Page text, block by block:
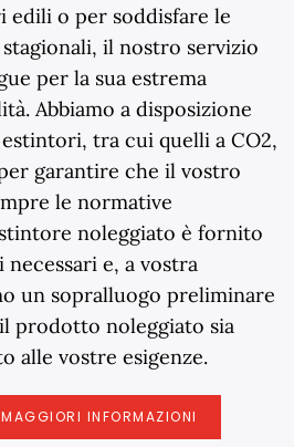
edili o per soddisfare le
il nostro servizio
per la sua estrema
Abbiamo a disposizione
estintori, tra cui quelli a CO2,
garantire che il vostro
le normative
noleggiato è fornito
e, a vostra
un sopralluogo preliminare
prodotto noleggiato sia
alle vostre esigenze.
INFORMAZIONI